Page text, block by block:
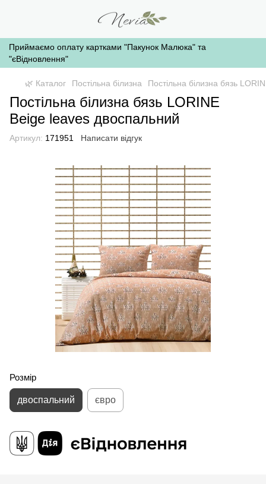
Приймаємо оплату картками "Пакунок Малюка" та
"єВідновлення"
🌿 Каталог Постільна білизна Постільна білизна бязь
Постільна білизна бязь LORINE
Beige leaves двоспальний
Артикул: 171951 Написати відгук
Розмір
двоспальний євро